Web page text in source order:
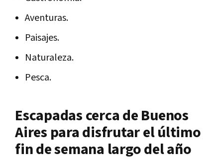
Aventuras.
Paisajes.
Naturaleza.
Pesca.
Escapadas cerca de Buenos
Aires para disfrutar el último
fin de semana largo del año